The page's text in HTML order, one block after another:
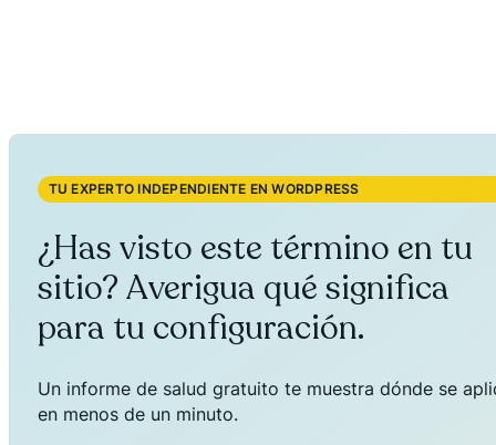
TU EXPERTO INDEPENDIENTE EN WORDPRESS
¿Has visto este término en tu
sitio? Averigua qué significa
para tu configuración.
Un informe de salud gratuito te muestra dónde se
en menos de un minuto.